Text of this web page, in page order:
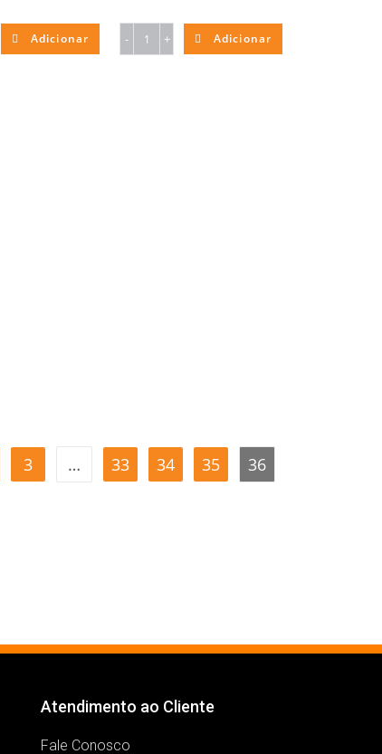
Adicionar - + Adicionar
3 … 33 34 35 36
Atendimento ao Cliente
Fale Conosco